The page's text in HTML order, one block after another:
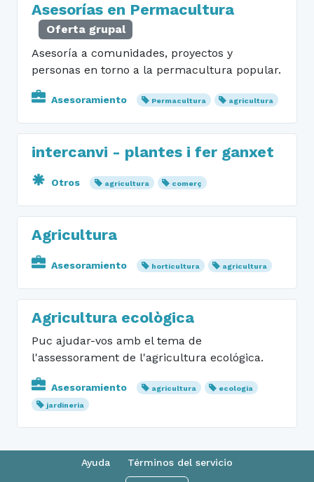
Asesorías en Permacultura
Oferta grupal
Asesoría a comunidades, proyectos y
personas en torno a la permacultura popular.
Asesoramiento Permacultura agricultura
intercanvi - plantes i fer ganxet
Otros agricultura comerç
Agricultura
Asesoramiento horticultura agricultura
Agricultura ecològica
Puc ajudar-vos amb el tema de
l'assessorament de l'agricultura ecológica.
Asesoramiento agricultura
ecologia
jardineria
Ayuda Términos del servicio